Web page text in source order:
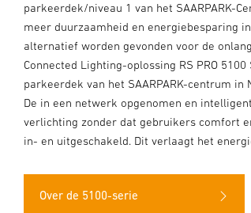
parkeerdek/niveau 1 van het SAARPARK-
meer duurzaamheid en energiebesparing
alternatief worden gevonden voor de
Connected Lighting-oplossing RS PRO
parkeerdek van het SAARPARK-centrum
De in een netwerk opgenomen en
verlichting zonder dat gebruikers comfort
in- en uitgeschakeld. Dit verlaagt het
Over de 5100-serie